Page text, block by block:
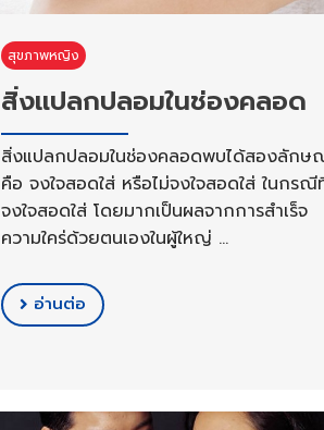
สุขภาพหญิง
สิ่งแปลกปลอมในช่องคลอด
สิ่งแปลกปลอมในช่องคลอดพบได้สองลักษ
คือ จงใจสอดใส่ หรือไม่จงใจสอดใส่ ในกรณี
จงใจสอดใส่ โดยมากเป็นผลจากการสำเร็จ
ความใคร่ด้วยตนเองในผู้ใหญ่ …
อ่านต่อ